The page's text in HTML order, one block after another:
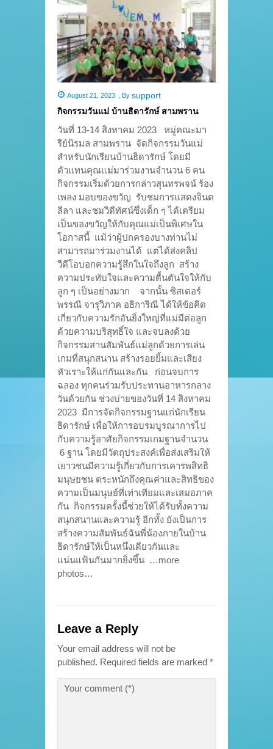
August 21, 2023 By support
กิจกรรมวันแม่ บ้านธิดารักษ์ สามพราน
วันที่ 13-14 สิงหาคม 2023 หมู่คณะมา
รีย์นิรมล สามพราน จัดกิจกรรมวันแม่
สำหรับนักเรียนบ้านธิดารักษ์ โดยมี
ตัวแทนคุณแม่มาร่วมงานจำนวน 6 คน
กิจกรรมเริ่มด้วยการกล่าวสุนทรพจน์ ร้อง
เพลง มอบของขวัญ รับชมการแสดงจินต
ลีลา และชมวิดีทัศน์ซึ่งเด็ก ๆ ได้เตรียม
เป็นของขวัญให้กับคุณแม่เป็นพิเศษใน
โอกาสนี้ แม้ว่าผู้ปกครองบางท่านไม่
สามารถมาร่วมงานได้ แต่ได้ส่งคลิป
วีดีโอบอกความรู้สึกในใจถึงลูก สร้าง
ความประทับใจและความตื้นตันใจให้กับ
ลูก ๆ เป็นอย่างมาก จากนั้น ซิสเตอร์
พรรณี จารุวิภาค อธิการิณี ได้ให้ข้อคิด
เกี่ยวกับความรักอันยิ่งใหญ่ที่แม่มีต่อลูก
ด้วยความบริสุทธิ์ใจ และจบลงด้วย
กิจกรรมสานสัมพันธ์แม่ลูกด้วยการเล่น
เกมที่สนุกสนาน สร้างรอยยิ้มและเสียง
หัวเราะให้แก่กันและกัน ก่อนจบการ
ฉลอง ทุกคนร่วมรับประทานอาหารกลาง
วันด้วยกัน ช่วงบ่ายของวันที่ 14 สิงหาคม
2023 มีการจัดกิจกรรมฐานแก่นักเรียน
ธิดารักษ์ เพื่อให้การอบรมบูรณาการไป
กับความรู้อาศัยกิจกรรมเกมฐานจำนวน
6 ฐาน โดยมีวัตถุประสงค์เพื่อส่งเสริมให้
เยาวชนมีความรู้เกี่ยวกับการเคารพสิทธิ
มนุษยชน ตระหนักถึงคุณค่าและสิทธิของ
ความเป็นมนุษย์ที่เท่าเทียมและเสมอภาค
กัน กิจกรรมครั้งนี้ช่วยให้ได้รับทั้งความ
สนุกสนานและความรู้ อีกทั้ง ยังเป็นการ
สร้างความสัมพันธ์ฉันพี่น้องภายในบ้าน
ธิดารักษ์ให้เป็นหนึ่งเดียวกันและ
แน่นแฟ้นกันมากยิ่งขึ้น …more
photos…
Leave a Reply
Your email address will not be
published. Required fields are marked *